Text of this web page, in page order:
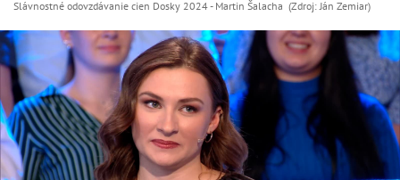
Slávnostné odovzdávanie cien Dosky 2024 - Martin Šalacha (Zdroj: Ján Zemiar)